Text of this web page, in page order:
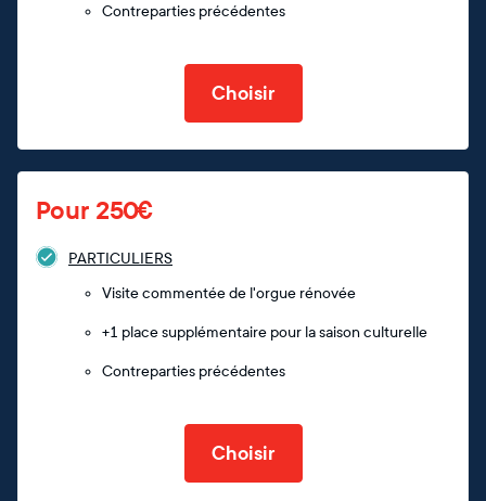
Contreparties précédentes
Choisir
Pour 250€
PARTICULIERS
Visite commentée de l'orgue rénovée
+1 place supplémentaire pour la saison culturelle
Contreparties précédentes
Choisir